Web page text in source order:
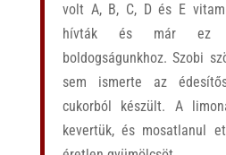
volt A, B, C, D és E
hívták és már
boldogságunkhoz.Szobi
sem ismerte az
cukorból készült. A
kevertük, és mosatlanul